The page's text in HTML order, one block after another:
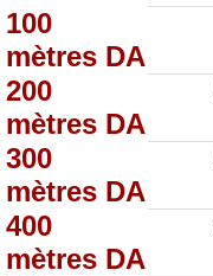
100
mètres DA
200
mètres DA
300
mètres DA
400
mètres DA